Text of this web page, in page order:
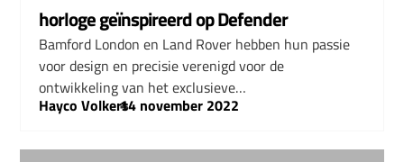
horloge geïnspireerd op Defender
Bamford London en Land Rover hebben hun passie
voor design en precisie verenigd voor de
ontwikkeling van het exclusieve…
Hayco Volkers
–
14 november 2022